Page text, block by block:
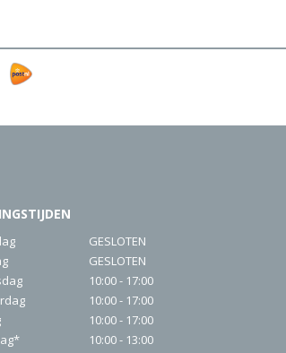
GESLOTEN
GESLOTEN
10:00 - 17:00
10:00 - 17:00
10:00 - 17:00
10:00 - 13:00